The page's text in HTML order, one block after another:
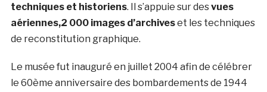
techniques et historiens. Il s’appuie sur desvues
aériennes,2 000 images d’archiveset les techniques
de reconstitution graphique.
Le musée fut inauguré en juillet 2004 afin de célébrer
le 60ème anniversaire des bombardements de 1944